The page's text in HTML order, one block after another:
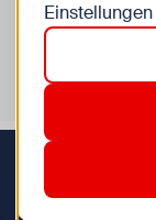
Aktive Filter:
10. Favoriten
Zurück zur